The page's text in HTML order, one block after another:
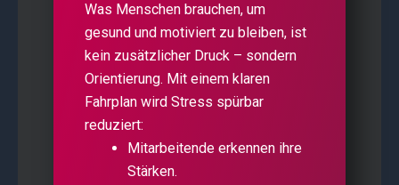
Was Menschen brauchen, um
gesund und motiviert zu bleiben, ist
kein zusätzlicher Druck – sondern
Orientierung. Mit einem klaren
Fahrplan wird Stress spürbar
reduziert:
Mitarbeitende erkennen ihre
Stärken.